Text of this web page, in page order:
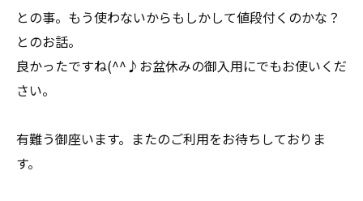
との事。もう使わないからもしかして値段付くのかな？
とのお話。
良かったですね(^^♪お盆休みの御入用にでもお使いくだ
さい。
有難う御座います。またのご利用をお待ちしておりま
す。